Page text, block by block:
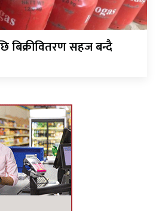
बिक्रीवितरण सहज बन्दै